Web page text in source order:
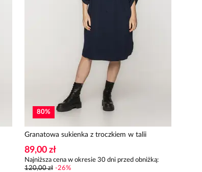
80%
Granatowa sukienka z troczkiem w talii
89,00 zł
Najniższa cena w okresie 30 dni przed obniżką:
120,00 zł -26%